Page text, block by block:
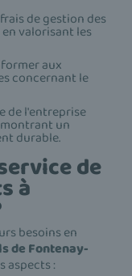
de gestion des
valorisant les
aux
concernant le
de l'entreprise
un
durable.
de
à
besoins en
de Fontenay-
aspects :